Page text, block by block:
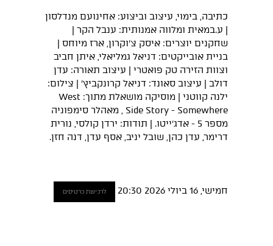
כתיבה, בימוי, עיצוב וביצוע: אחינועם מנדלסון
| ע.במאית ומלווה אמנותית: ענבל הקר |
שחקנים יוצרים: איסק צ'וקרון, ארז מיוחס |
בניית אובייקטים: דניאל גמליאלי, איתן חביב
וצוות הזירה טק פואטרי | עיצוב תאורה: עדן
דולב | עיצוב סאונד: דניאל קרונקביץ' | צילום:
ילנה קווטני | מוסיקה מושאלת מתוך: West
Side Story - Somewhere , מאהלר סימפוניה
מספר 5 - אדג'ייטו. | תודות: ירדן קולסי, נורית
דרימר, עדן כהן, שובל יניב, אסף עדן, דנה חזן.
חמישי, 16 ביולי 2026 20:30 לרכישת כרטיסים